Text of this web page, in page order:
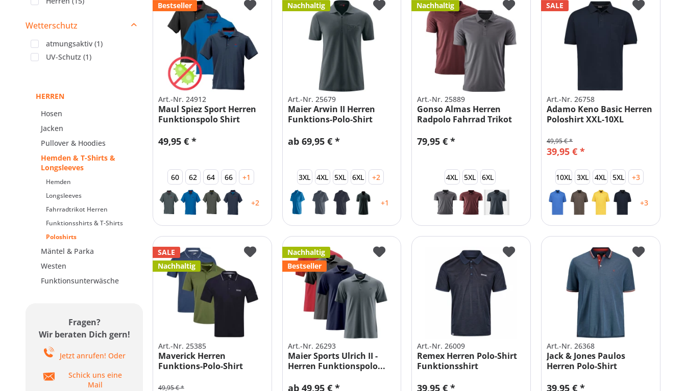
Wetterschutz
atmungsaktiv (1)
UV-Schutz (1)
HERREN
Hosen
Jacken
Pullover & Hoodies
Hemden & T-Shirts &
Longsleeves
Hemden
Longsleeves
Fahrradtrikot Herren
Funktionsshirts & T-Shirts
Poloshirts
Mäntel & Parka
Westen
Funktionsunterwäsche
Fragen?
Wir beraten Dich gern!
Jetzt anrufen! Oder
Schick uns eine
Mail
Bestseller
Art.-Nr. 24912
Maul Spiez Sport Herren
Funktionspolo Shirt
49,95 € *
60 62 64 66 +1
+2
Nachhaltig
Art.-Nr. 25679
Maier Arwin II Herren
Funktions-Polo-Shirt
ab 69,95 € *
3XL 4XL 5XL 6XL +2
+1
Nachhaltig
Art.-Nr. 25889
Gonso Almas Herren
Radpolo Fahrrad Trikot
79,95 € *
4XL 5XL 6XL
SALE
Art.-Nr. 26758
Adamo Keno Basic Herren
Poloshirt XXL-10XL
39,95 € *
49,95 € *
10XL 3XL 4XL 5XL +3
+3
SALE
Nachhaltig
Art.-Nr. 25385
Maverick Herren
Funktions-Polo-Shirt
49,95 € *
Nachhaltig
Bestseller
Art.-Nr. 26293
Maier Sports Ulrich II -
Herren Funktionspolo...
ab 49,95 € *
Art.-Nr. 26009
Remex Herren Polo-Shirt
Funktionsshirt
39,95 € *
Art.-Nr. 26368
Jack & Jones Paulos
Herren Polo-Shirt
39,95 € *